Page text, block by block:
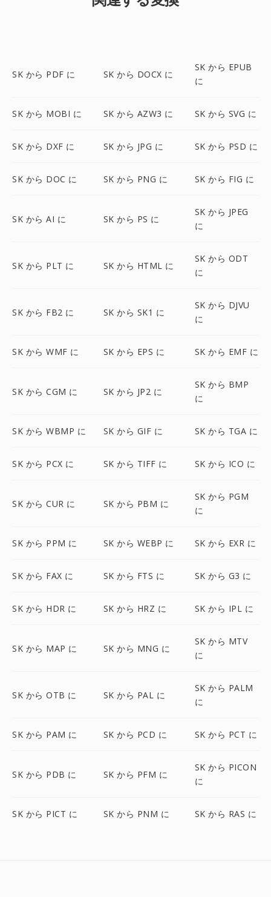
SK から PDF に SK から DOCX に
SK から EPUB
に
SK から MOBI に SK から AZW3 に SK から SVG に
SK から DXF に SK から JPG に SK から PSD に
SK から DOC に SK から PNG に SK から FIG に
SK から AI に SK から PS に
SK から JPEG
に
SK から PLT に SK から HTML に
SK から ODT
に
SK から FB2 に SK から SK1 に
SK から DJVU
に
SK から WMF に SK から EPS に SK から EMF に
SK から CGM に SK から JP2 に
SK から BMP
に
SK から WBMP に SK から GIF に SK から TGA に
SK から PCX に SK から TIFF に SK から ICO に
SK から CUR に SK から PBM に
SK から PGM
に
SK から PPM に SK から WEBP に SK から EXR に
SK から FAX に SK から FTS に SK から G3 に
SK から HDR に SK から HRZ に SK から IPL に
SK から MAP に SK から MNG に
SK から MTV
に
SK から OTB に SK から PAL に
SK から PALM
に
SK から PAM に SK から PCD に SK から PCT に
SK から PDB に SK から PFM に
SK から PICON
に
SK から PICT に SK から PNM に SK から RAS に